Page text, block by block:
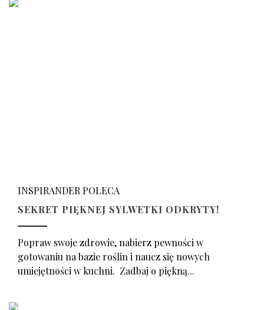
INSPIRANDER POLECA
SEKRET PIĘKNEJ SYLWETKI ODKRYTY!
Popraw swoje zdrowie, nabierz pewności w
gotowaniu na bazie roślin i naucz się nowych
umiejętności w kuchni. Zadbaj o piękną...